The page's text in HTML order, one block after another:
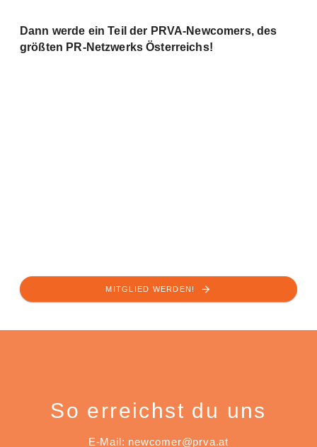
Dann werde ein Teil der PRVA-Newcomers, des
größten PR-Netzwerks Österreichs!
MITGLIED WERDEN!
So erreichst du uns
E-Mail: newcomer@prva.at